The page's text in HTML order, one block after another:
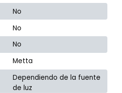
No
No
No
Metta
Dependiendo de la fuente
de luz